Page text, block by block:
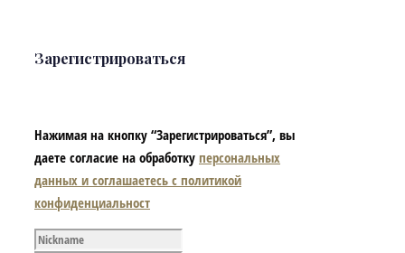
Зарегистрироваться
Нажимая на кнопку “Зарегистрироваться”, вы
даете согласие на обработку персональных
данных и соглашаетесь с политикой
конфиденциальност